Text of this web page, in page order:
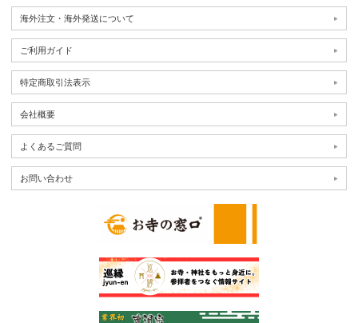
海外注文・海外発送について
ご利用ガイド
特定商取引法表示
会社概要
よくあるご質問
お問い合わせ